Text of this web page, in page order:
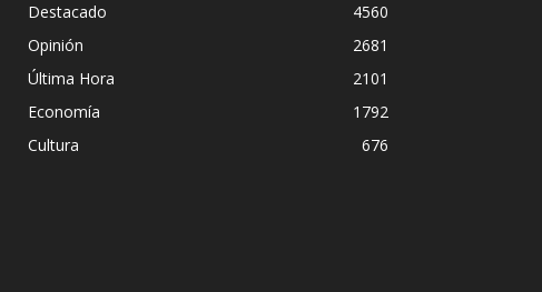
en
Destacado
4560
Opinión
2681
Última Hora
2101
Economía
1792
Cultura
676